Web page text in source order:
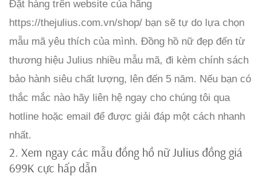
Đặt hàng trên website của hãng
https://thejulius.com.vn/shop/ bạn sẽ tự do lựa chọn
mẫu mã yêu thích của mình. Đồng hồ nữ đẹp đến từ
thương hiệu Julius nhiều mẫu mã, đi kèm chính sách
bảo hành siêu chất lượng, lên đến 5 năm. Nếu bạn có
thắc mắc nào hãy liên hệ ngay cho chúng tôi qua
hotline hoặc email để được giải đáp một cách nhanh
nhất.
2. Xem ngay các mẫu đồng hồ nữ Julius đồng giá
699K cực hấp dẫn